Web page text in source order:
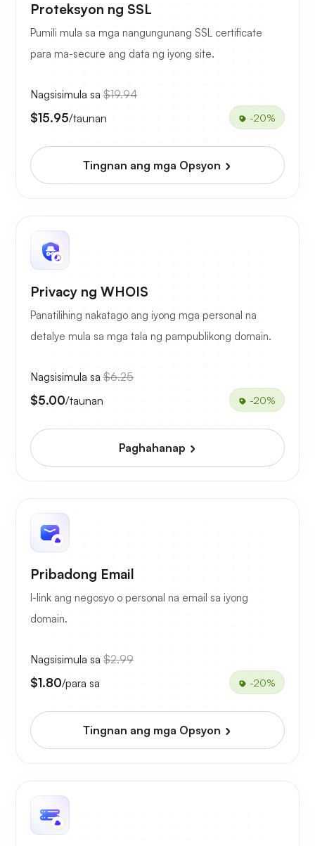
Proteksyon ng SSL
Pumili mula sa mga nangungunang SSL certificate
para ma-secure ang data ng iyong site.
Nagsisimula sa $19.94
$15.95/taunan -20%
Tingnan ang mga Opsyon
Privacy ng WHOIS
Panatilihing nakatago ang iyong mga personal na
detalye mula sa mga tala ng pampublikong domain.
Nagsisimula sa $6.25
$5.00/taunan -20%
Paghahanap
Pribadong Email
I-link ang negosyo o personal na email sa iyong
domain.
Nagsisimula sa $2.99
$1.80/para sa -20%
Tingnan ang mga Opsyon